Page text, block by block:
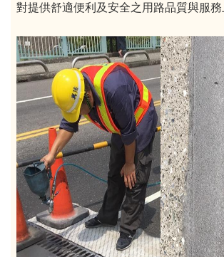
對提供舒適便利及安全之用路品質與服務